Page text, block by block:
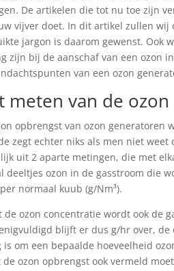
De artikelen die tot nu toe zijn
vijver doet. In dit artikel zullen wij
jargon is daarom gewenst. Ook
zijn bij de aanschaf van een ozon
van een ozon
meten van de
opbrengst van ozon
zegt echter niks als men niet
uit 2 aparte metingen, die met
deeltjes ozon in de gasstroom die
normaal kuub (g/Nm³).
de ozon concentratie wordt ook de
blijft er dus g/hr over, de
is om een bepaalde hoeveelheid
de ozon opbrengst ook vermeld